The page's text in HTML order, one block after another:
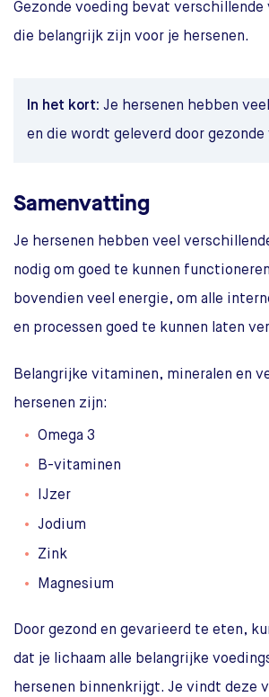
Gezonde voeding bevat
die belangrijk zijn voor je hersenen.
In het kort: Je hersenen hebben
en die wordt geleverd door gezonde
Samenvatting
Je hersenen hebben veel
nodig om goed te kunnen
bovendien veel energie, om alle
en processen goed te kunnen laten
Belangrijke vitaminen, mineralen en
hersenen zijn:
Omega 3
B-vitaminen
IJzer
Jodium
Zink
Magnesium
Door gezond en gevarieerd te eten,
dat je lichaam alle belangrijke
hersenen binnenkrijgt. Je vindt deze